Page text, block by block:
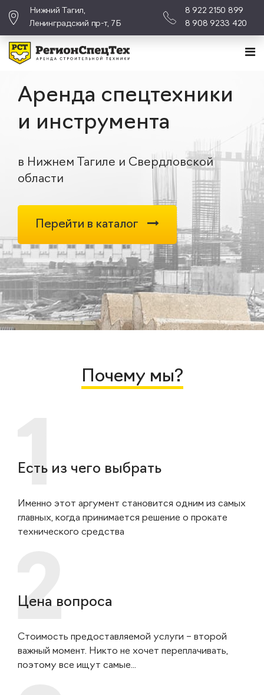
Нижний Тагил,
Ленинградский пр-т, 7Б
8 922 2150 899
8 908 9233 420
Аренда спецтехники
и инструмента
в Нижнем Тагиле и Свердловской
области
Перейти в каталог
Почему мы?
Есть из чего выбрать
Именно этот аргумент становится одним из самых
главных, когда принимается решение о прокате
технического средства
Цена вопроса
Стоимость предоставляемой услуги – второй
важный момент. Никто не хочет переплачивать,
поэтому все ищут самые...